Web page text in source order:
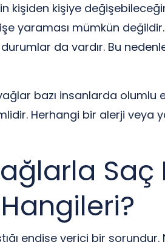
kişiden kişiye
yaraması mümkün
da vardır. Bu
bazı insanlarda
Herhangi bir alerji veya
Saç
endişe verici bir